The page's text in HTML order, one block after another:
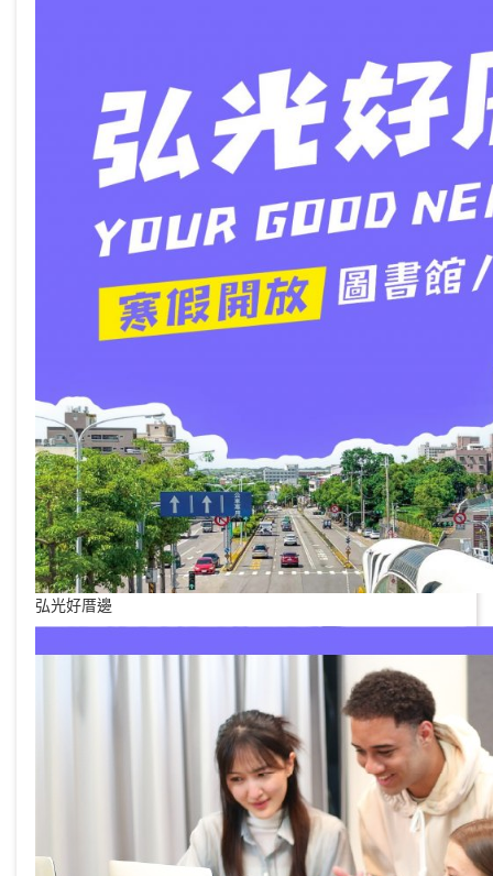
弘光好厝邊